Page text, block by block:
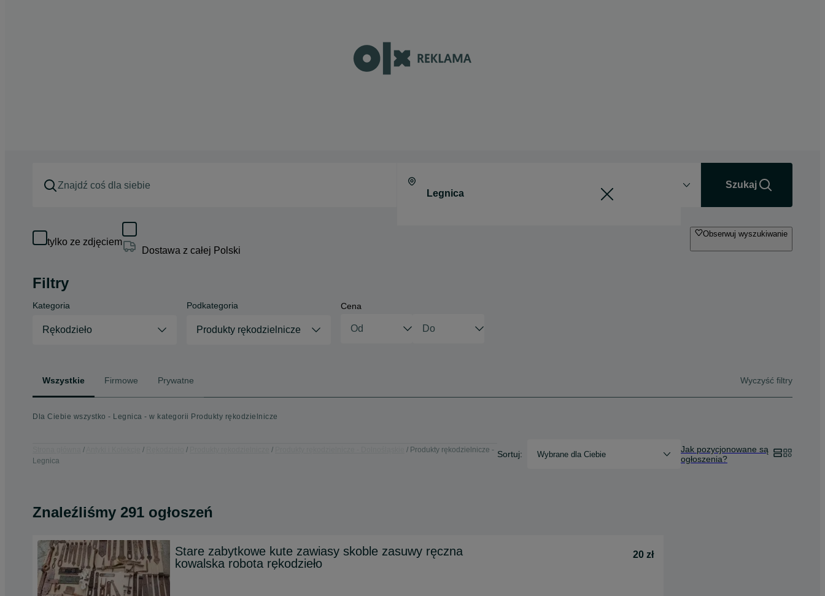
Szukaj
tylko ze zdjęciem
Dostawa z całej Polski
Obserwuj wyszukiwanie
Filtry
Kategoria
Rękodzieło
Podkategoria
Produkty rękodzielnicze
Cena
Wszystkie Firmowe Prywatne Wyczyść filtry
Dla Ciebie wszystko - Legnica - w kategorii Produkty rękodzielnicze
Produkty rękodzielnicze -
Legnica
Sortuj: Wybrane dla Ciebie
Jak pozycjonowane są
ogłoszenia?
Znaleźliśmy 291 ogłoszeń
Stare zabytkowe kute zawiasy skoble zasuwy ręczna
kowalska robota rękodzieło
20 zł